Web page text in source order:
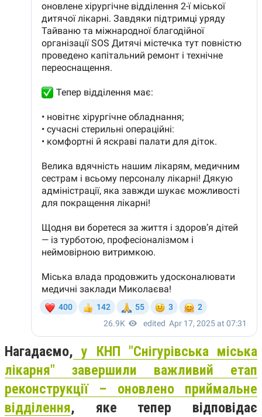
Нагадаємо, у КНП "Снігурівська міська
лікарня" завершили важливий етап
реконструкції – оновлено приймальне
відділення, яке тепер відповідає